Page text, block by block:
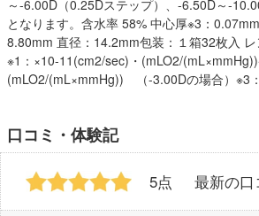
～-6.00D（0.25Dステップ）、-6.50D～-
となります。含水率 58% 中心厚※3：
8.80mm 直径：14.2mm包装：１箱32枚入
※1：×10-11(cm2/sec)・(mLO2/
(mLO2/(mL×mmHg)) （-3.00Dの場合）※3
口コミ・体験記
5点 最新の